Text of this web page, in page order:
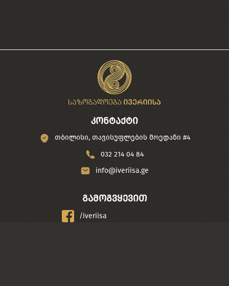
კონტაქტი
თბილისი, თავისუფლების მოედანი #4
032 214 04 84
info@iveriisa.ge
გამოგვყევით
/iveriisa